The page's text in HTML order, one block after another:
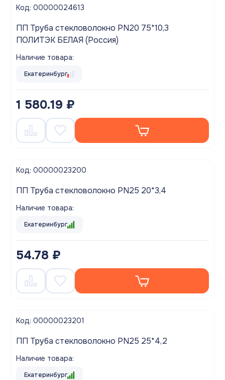
Код: 00000024613
ПП Труба стекловолокно PN20 75*10,3
ПОЛИТЭК БЕЛАЯ (Россия)
Наличие товара:
Екатеринбург
1 580.19 ₽
Код: 00000023200
ПП Труба стекловолокно PN25 20*3,4
Наличие товара:
Екатеринбург
54.78 ₽
Код: 00000023201
ПП Труба стекловолокно PN25 25*4,2
Наличие товара:
Екатеринбург